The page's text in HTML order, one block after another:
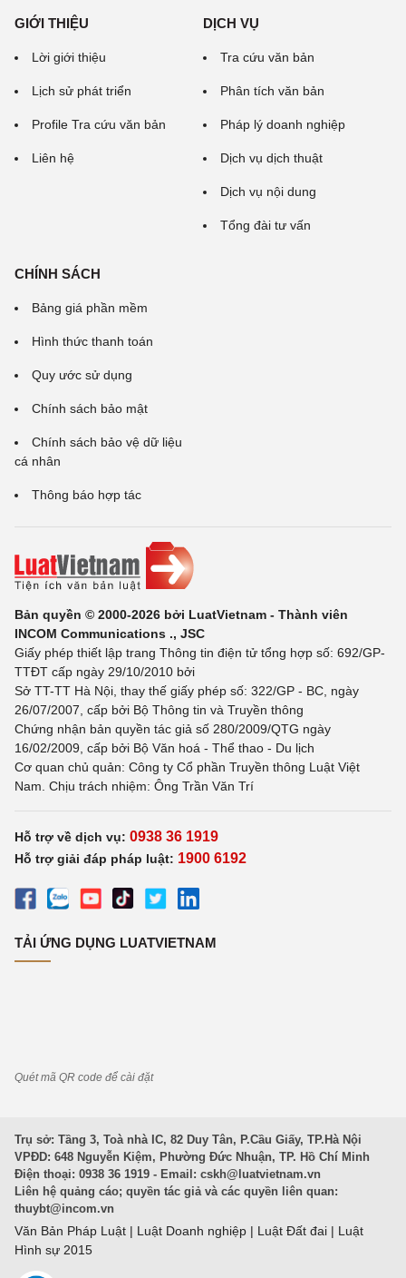
GIỚI THIỆU
Lời giới thiệu
Lịch sử phát triển
Profile Tra cứu văn bản
Liên hệ
DỊCH VỤ
Tra cứu văn bản
Phân tích văn bản
Pháp lý doanh nghiệp
Dịch vụ dịch thuật
Dịch vụ nội dung
Tổng đài tư vấn
CHÍNH SÁCH
Bảng giá phần mềm
Hình thức thanh toán
Quy ước sử dụng
Chính sách bảo mật
Chính sách bảo vệ dữ liệu
cá nhân
Thông báo hợp tác
Bản quyền © 2000-2026 bởi LuatVietnam - Thành viên
INCOM Communications ., JSC
Giấy phép thiết lập trang Thông tin điện tử tổng hợp số: 692/GP-
TTĐT cấp ngày 29/10/2010 bởi
Sở TT-TT Hà Nội, thay thế giấy phép số: 322/GP - BC, ngày
26/07/2007, cấp bởi Bộ Thông tin và Truyền thông
Chứng nhận bản quyền tác giả số 280/2009/QTG ngày
16/02/2009, cấp bởi Bộ Văn hoá - Thể thao - Du lịch
Cơ quan chủ quản: Công ty Cổ phần Truyền thông Luật Việt
Nam. Chịu trách nhiệm: Ông Trần Văn Trí
Hỗ trợ về dịch vụ: 0938 36 1919
Hỗ trợ giải đáp pháp luật: 1900 6192
TẢI ỨNG DỤNG LUATVIETNAM
Quét mã QR code để cài đặt
Trụ sở: Tầng 3, Toà nhà IC, 82 Duy Tân, P.Cầu Giấy, TP.Hà Nội
VPĐD: 648 Nguyễn Kiệm, Phường Đức Nhuận, TP. Hồ Chí Minh
Điện thoại: 0938 36 1919 - Email: cskh@luatvietnam.vn
Liên hệ quảng cáo; quyền tác giả và các quyền liên quan:
thuybt@incom.vn
Văn Bản Pháp Luật | Luật Doanh nghiệp | Luật Đất đai | Luật
Hình sự 2015